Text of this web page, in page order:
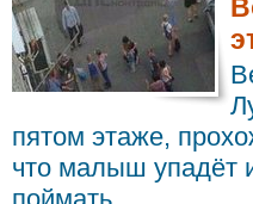
пятом этаже,
что малыш упадёт